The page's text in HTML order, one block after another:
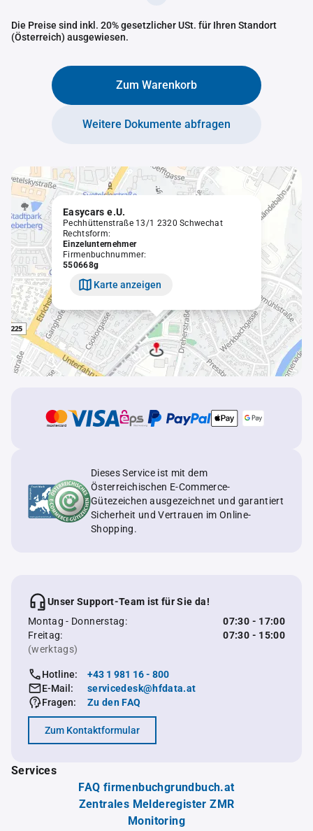
Die Preise sind inkl. 20% gesetzlicher USt. für Ihren Standort
(Österreich) ausgewiesen.
Zum Warenkorb
Weitere Dokumente abfragen
Easycars e.U.
Pechhüttenstraße 13/1 2320 Schwechat
Rechtsform:
Einzelunternehmer
Firmenbuchnummer:
550668g
Karte anzeigen
Dieses Service ist mit dem
Österreichischen E-Commerce-
Gütezeichen ausgezeichnet und garantiert
Sicherheit und Vertrauen im Online-
Shopping.
Unser Support-Team ist für Sie da!
Montag - Donnerstag:
07:30 - 17:00
Freitag:
07:30 - 15:00
(werktags)
Hotline:
+43 1 981 16 - 800
E-Mail:
servicedesk@hfdata.at
Fragen:
Zu den FAQ
Zum Kontaktformular
Services
FAQ firmenbuchgrundbuch.at
Zentrales Melderegister ZMR
Monitoring